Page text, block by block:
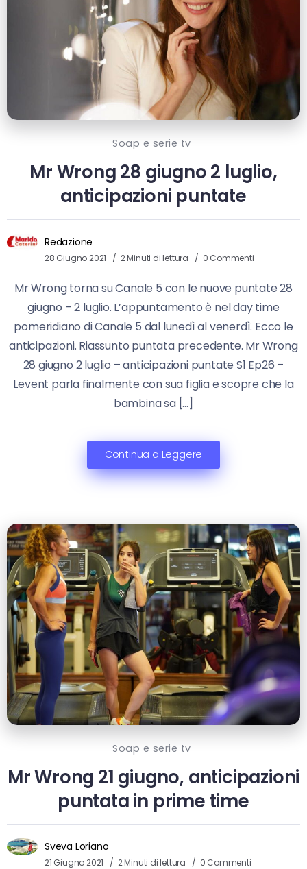
Soap e serie tv
Mr Wrong 28 giugno 2 luglio,
anticipazioni puntate
Redazione
28 Giugno 2021 2 Minuti di lettura 0 Commenti
Mr Wrong torna su Canale 5 con le nuove puntate 28
giugno – 2 luglio. L’appuntamento è nel day time
pomeridiano di Canale 5 dal lunedì al venerdì. Ecco le
anticipazioni. Riassunto puntata precedente. Mr Wrong
28 giugno 2 luglio – anticipazioni puntate S1 Ep26 –
Levent parla finalmente con sua figlia e scopre che la
bambina sa […]
Continua a Leggere
Soap e serie tv
Mr Wrong 21 giugno, anticipazioni
puntata in prime time
Sveva Loriano
21 Giugno 2021 2 Minuti di lettura 0 Commenti